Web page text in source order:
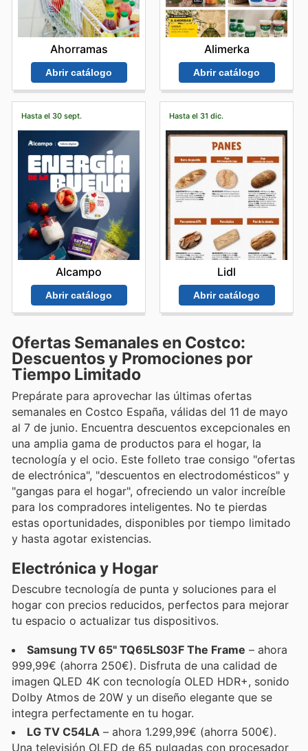
Ahorramas
Abrir catálogo
Alimerka
Abrir catálogo
Hasta el 30 sept.
Alcampo
Abrir catálogo
Hasta el 31 dic.
Lidl
Abrir catálogo
Ofertas Semanales en Costco:
Descuentos y Promociones por
Tiempo Limitado
Prepárate para aprovechar las últimas ofertas
semanales en Costco España, válidas del 11 de mayo
al 7 de junio. Encuentra descuentos excepcionales en
una amplia gama de productos para el hogar, la
tecnología y el ocio. Este folleto trae consigo "ofertas
de electrónica", "descuentos en electrodomésticos" y
"gangas para el hogar", ofreciendo un valor increíble
para los compradores inteligentes. No te pierdas
estas oportunidades, disponibles por tiempo limitado
y hasta agotar existencias.
Electrónica y Hogar
Descubre tecnología de punta y soluciones para el
hogar con precios reducidos, perfectos para mejorar
tu espacio o actualizar tus dispositivos.
Samsung TV 65" TQ65LS03F The Frame – ahora
999,99€ (ahorra 250€). Disfruta de una calidad de
imagen QLED 4K con tecnología OLED HDR+, sonido
Dolby Atmos de 20W y un diseño elegante que se
integra perfectamente en tu hogar.
LG TV C54LA – ahora 1.299,99€ (ahorra 500€).
Una televisión OLED de 65 pulgadas con procesador